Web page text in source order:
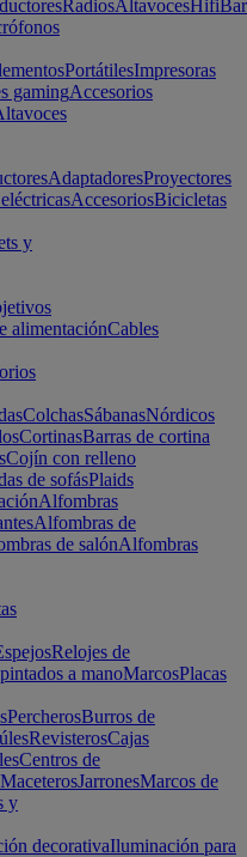
RadiosAltavocesHifi
PortátilesImpresoras
gamingAccesorios
AdaptadoresProyectores
AccesoriosBicicletas
y
alimentaciónCables
ColchasSábanasNórdicos
CortinasBarras de cortina
Cojín con relleno
de sofásPlaids
Alfombras
Alfombras de
de salónAlfombras
Relojes de
a manoMarcosPlacas
PercherosBurros de
RevisterosCajas
Centros de
MaceterosJarronesMarcos de
y
decorativaIluminación para